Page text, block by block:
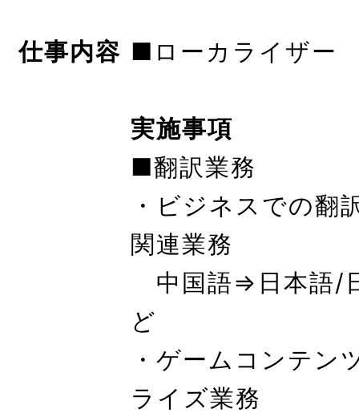
仕事内容 ■ローカライザー
実施事項
■翻訳業務
・ビジネスでの翻
関連業務
中国語⇒日本語/
ど
・ゲームコンテン
ライズ業務